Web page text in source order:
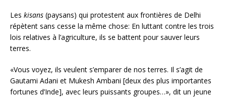
Les kisans (paysans) qui protestent aux frontières de Delhi
répètent sans cesse la même chose: En luttant contre les trois
lois relatives à l’agriculture, ils se battent pour sauver leurs
terres.
«Vous voyez, ils veulent s’emparer de nos terres. Il s’agit de
Gautami Adani et Mukesh Ambani [deux des plus importantes
fortunes d’Inde], avec leurs puissants groupes…», dit un jeune